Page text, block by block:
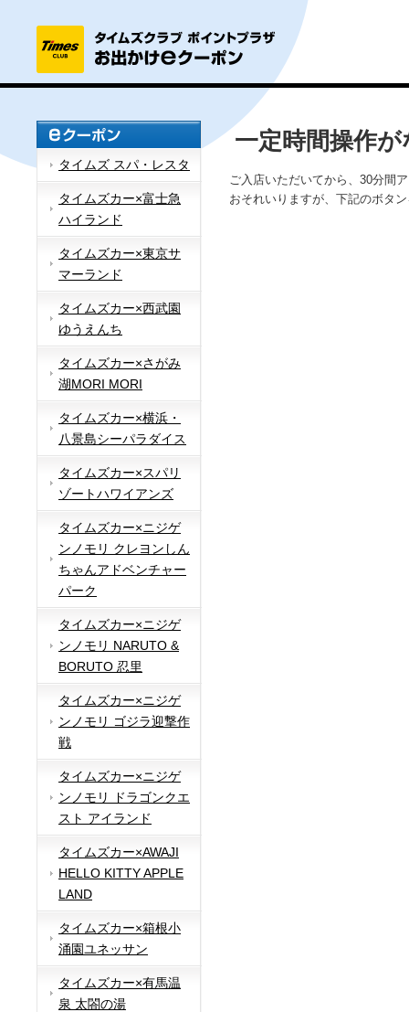
タイムズ スパ・レスタ
タイムズカー×富士急
ハイランド
タイムズカー×東京サ
マーランド
タイムズカー×西武園
ゆうえんち
タイムズカー×さがみ
湖MORI MORI
タイムズカー×横浜・
八景島シーパラダイス
タイムズカー×スパリ
ゾートハワイアンズ
タイムズカー×ニジゲ
ンノモリ クレヨンしん
ちゃんアドベンチャー
パーク
タイムズカー×ニジゲ
ンノモリ NARUTO &
BORUTO 忍里
タイムズカー×ニジゲ
ンノモリ ゴジラ迎撃作
戦
タイムズカー×ニジゲ
ンノモリ ドラゴンクエ
スト アイランド
タイムズカー×AWAJI
HELLO KITTY APPLE
LAND
タイムズカー×箱根小
涌園ユネッサン
タイムズカー×有馬温
泉 太閤の湯
一定時間操作
ご入店いただいてから、30分間
おそれいりますが、下記のボタ